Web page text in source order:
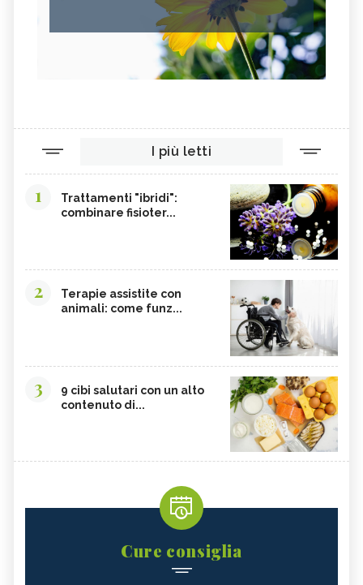
I più letti
1
Trattamenti "ibridi":
combinare fisioter...
2
Terapie assistite con
animali: come funz...
3
9 cibi salutari con un alto
contenuto di...
Cure consiglia